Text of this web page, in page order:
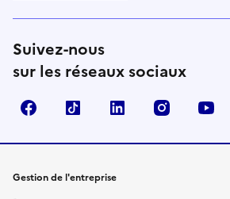
Suivez-nous
sur les réseaux sociaux
FacebookTikTok Linkedin Instagram
Gestion de l'entreprise